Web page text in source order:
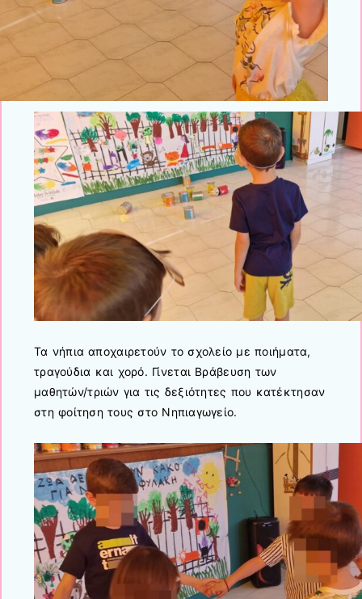
Τα νήπια αποχαιρετούν το σχολείο με ποιήματα,
τραγούδια και χορό. Γίνεται Βράβευση των
μαθητών/τριών για τις δεξιότητες που κατέκτησαν
στη φοίτηση τους στο Νηπιαγωγείο.